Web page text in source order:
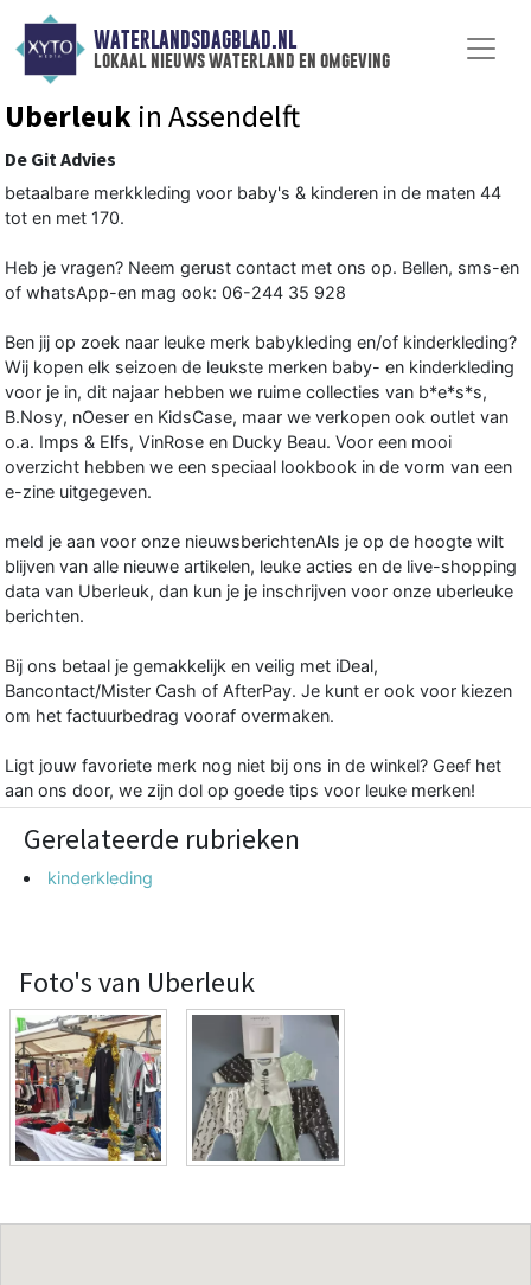
WATERLANDSDAGBLAD.NL
lokaal nieuws waterland en omgeving
Uberleuk in Assendelft
De Git Advies
betaalbare merkkleding voor baby's & kinderen in de maten 44
tot en met 170.
Heb je vragen? Neem gerust contact met ons op. Bellen, sms-en
of whatsApp-en mag ook: 06-244 35 928
Ben jij op zoek naar leuke merk babykleding en/of kinderkleding?
Wij kopen elk seizoen de leukste merken baby- en kinderkleding
voor je in, dit najaar hebben we ruime collecties van b*e*s*s,
B.Nosy, nOeser en KidsCase, maar we verkopen ook outlet van
o.a. Imps & Elfs, VinRose en Ducky Beau. Voor een mooi
overzicht hebben we een speciaal lookbook in de vorm van een
e-zine uitgegeven.
meld je aan voor onze nieuwsberichtenAls je op de hoogte wilt
blijven van alle nieuwe artikelen, leuke acties en de live-shopping
data van Uberleuk, dan kun je je inschrijven voor onze uberleuke
berichten.
Bij ons betaal je gemakkelijk en veilig met iDeal,
Bancontact/Mister Cash of AfterPay. Je kunt er ook voor kiezen
om het factuurbedrag vooraf overmaken.
Ligt jouw favoriete merk nog niet bij ons in de winkel? Geef het
aan ons door, we zijn dol op goede tips voor leuke merken!
Gerelateerde rubrieken
kinderkleding
Foto's van Uberleuk